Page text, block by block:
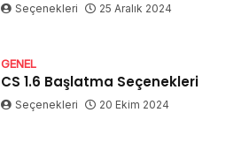
Seçenekleri 25 Aralık 2024
GENEL
CS 1.6 Başlatma Seçenekleri
Seçenekleri 20 Ekim 2024